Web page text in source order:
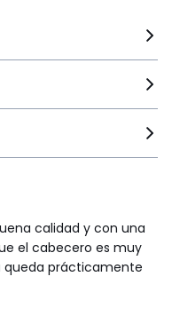
calidad y con una
el cabecero es muy
queda prácticamente